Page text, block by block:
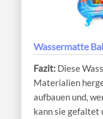
Wassermatte
Diese
Materialien
aufbauen und,
kann sie gefaltet